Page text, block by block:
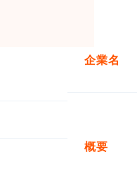
企業名
概要